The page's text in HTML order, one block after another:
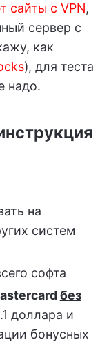
сайты с VPN,
сервер с
как
), для теста
надо.
на
систем
софта
без
доллара и
бонусных